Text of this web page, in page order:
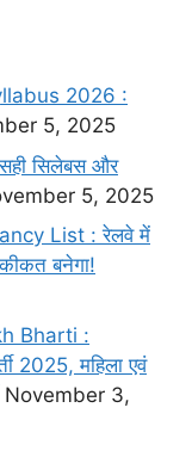
2026 :
5, 2025
सिलेबस और
5, 2025
List : रेलवे में
बनेगा!
Bharti :
2025, महिला एवं
November 3,